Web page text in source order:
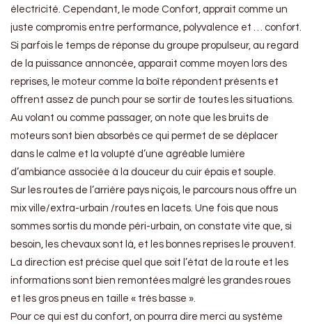
électricité. Cependant, le mode Confort, apprait comme un
juste compromis entre performance, polyvalence et … confort.
Si parfois le temps de réponse du groupe propulseur, au regard
de la puissance annoncée, apparait comme moyen lors des
reprises, le moteur comme la boîte répondent présents et
offrent assez de punch pour se sortir de toutes les situations.
Au volant ou comme passager, on note que les bruits de
moteurs sont bien absorbés ce qui permet de se déplacer
dans le calme et la volupté d’une agréable lumière
d’ambiance associée à la douceur du cuir épais et souple.
Sur les routes de l’arrière pays niçois, le parcours nous offre un
mix ville/extra-urbain /routes en lacets. Une fois que nous
sommes sortis du monde péri-urbain, on constate vite que, si
besoin, les chevaux sont là, et les bonnes reprises le prouvent.
La direction est précise quel que soit l’état de la route et les
informations sont bien remontées malgré les grandes roues
et les gros pneus en taille « très basse ».
Pour ce qui est du confort, on pourra dire merci au système